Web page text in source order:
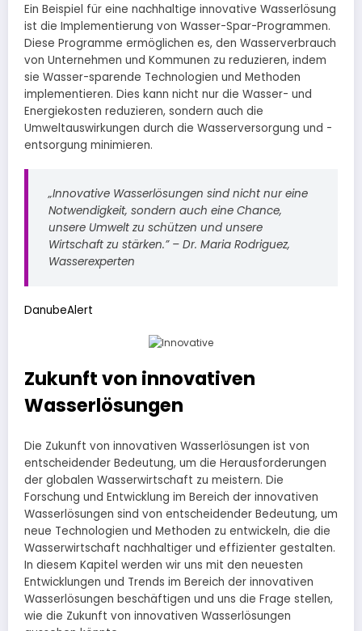
Ein Beispiel für eine nachhaltige innovative Wasserlösung
ist die Implementierung von Wasser-Spar-Programmen.
Diese Programme ermöglichen es, den Wasserverbrauch
von Unternehmen und Kommunen zu reduzieren, indem
sie Wasser-sparende Technologien und Methoden
implementieren. Dies kann nicht nur die Wasser- und
Energiekosten reduzieren, sondern auch die
Umweltauswirkungen durch die Wasserversorgung und -
entsorgung minimieren.
„Innovative Wasserlösungen sind nicht nur eine
Notwendigkeit, sondern auch eine Chance,
unsere Umwelt zu schützen und unsere
Wirtschaft zu stärken.” – Dr. Maria Rodriguez,
Wasserexperten
DanubeAlert
Zukunft von innovativen
Wasserlösungen
Die Zukunft von innovativen Wasserlösungen ist von
entscheidender Bedeutung, um die Herausforderungen
der globalen Wasserwirtschaft zu meistern. Die
Forschung und Entwicklung im Bereich der innovativen
Wasserlösungen sind von entscheidender Bedeutung, um
neue Technologien und Methoden zu entwickeln, die die
Wasserwirtschaft nachhaltiger und effizienter gestalten.
In diesem Kapitel werden wir uns mit den neuesten
Entwicklungen und Trends im Bereich der innovativen
Wasserlösungen beschäftigen und uns die Frage stellen,
wie die Zukunft von innovativen Wasserlösungen